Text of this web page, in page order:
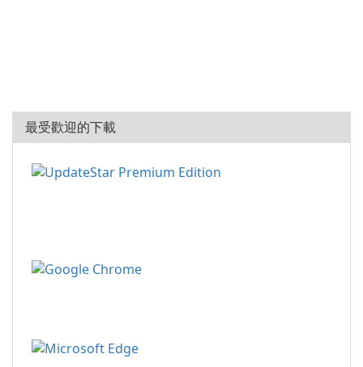
最受歡迎的下載